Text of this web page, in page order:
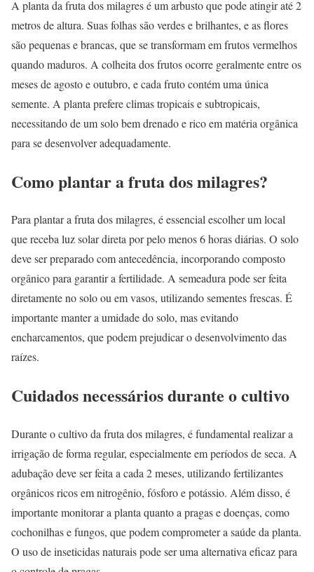
A planta da fruta dos milagres é um arbusto que pode atingir até 2
metros de altura. Suas folhas são verdes e brilhantes, e as flores
são pequenas e brancas, que se transformam em frutos vermelhos
quando maduros. A colheita dos frutos ocorre geralmente entre os
meses de agosto e outubro, e cada fruto contém uma única
semente. A planta prefere climas tropicais e subtropicais,
necessitando de um solo bem drenado e rico em matéria orgânica
para se desenvolver adequadamente.
Como plantar a fruta dos milagres?
Para plantar a fruta dos milagres, é essencial escolher um local
que receba luz solar direta por pelo menos 6 horas diárias. O solo
deve ser preparado com antecedência, incorporando composto
orgânico para garantir a fertilidade. A semeadura pode ser feita
diretamente no solo ou em vasos, utilizando sementes frescas. É
importante manter a umidade do solo, mas evitando
encharcamentos, que podem prejudicar o desenvolvimento das
raízes.
Cuidados necessários durante o cultivo
Durante o cultivo da fruta dos milagres, é fundamental realizar a
irrigação de forma regular, especialmente em períodos de seca. A
adubação deve ser feita a cada 2 meses, utilizando fertilizantes
orgânicos ricos em nitrogênio, fósforo e potássio. Além disso, é
importante monitorar a planta quanto a pragas e doenças, como
cochonilhas e fungos, que podem comprometer a saúde da planta.
O uso de inseticidas naturais pode ser uma alternativa eficaz para